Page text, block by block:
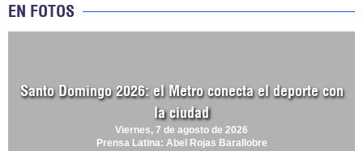
EN FOTOS
Santo Domingo 2026: el Metro conecta el deporte con
la ciudad
Viernes, 7 de agosto de 2026
Prensa Latina: Abel Rojas Barallobre